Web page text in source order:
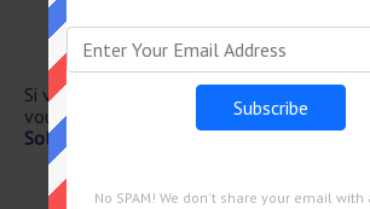
Dans l’avant-bras
Un petit grain à surveiller de près
Si vous avez déjà résolu cet indice de mots
vous recherchez le message principal,
Solution Le Monde Mots Croisés du 9
No SPAM! We don't share your email with